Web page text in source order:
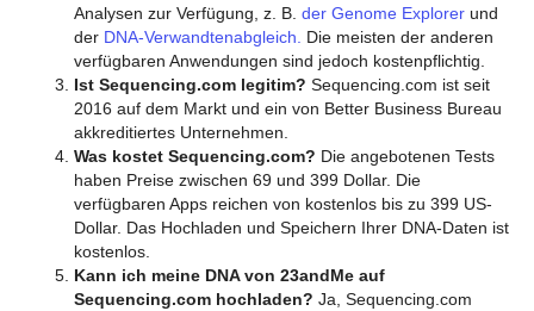
Analysen zur Verfügung, z. B. der Genome Explorer und
der DNA-Verwandtenabgleich.
Die meisten der anderen
verfügbaren Anwendungen sind jedoch kostenpflichtig.
Ist Sequencing.com legitim? Sequencing.com ist seit
2016 auf dem Markt und ein von Better Business Bureau
akkreditiertes Unternehmen.
Was kostet Sequencing.com? Die angebotenen Tests
haben Preise zwischen 69 und 399 Dollar. Die
verfügbaren Apps reichen von kostenlos bis zu 399 US-
Dollar. Das Hochladen und Speichern Ihrer DNA-Daten ist
kostenlos.
Kann ich meine DNA von 23andMe auf
Sequencing.com hochladen? Ja, Sequencing.com